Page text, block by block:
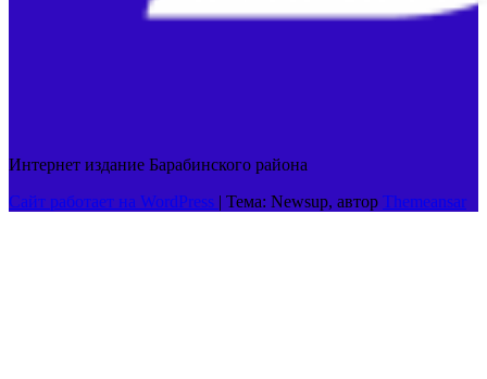
Интернет издание Барабинского района
Сайт работает на WordPress | Тема: Newsup, автор Themeansar